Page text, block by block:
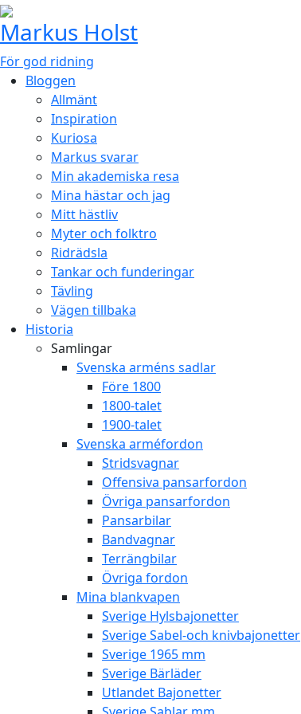
Markus Holst
För god ridning
Bloggen
Allmänt
Inspiration
Kuriosa
Markus svarar
Min akademiska resa
Mina hästar och jag
Mitt hästliv
Myter och folktro
Ridrädsla
Tankar och funderingar
Tävling
Vägen tillbaka
Historia
Samlingar
Svenska arméns sadlar
Före 1800
1800-talet
1900-talet
Svenska arméfordon
Stridsvagnar
Offensiva pansarfordon
Övriga pansarfordon
Pansarbilar
Bandvagnar
Terrängbilar
Övriga fordon
Mina blankvapen
Sverige Hylsbajonetter
Sverige Sabel-och knivbajonetter
Sverige 1965 mm
Sverige Bärläder
Utlandet Bajonetter